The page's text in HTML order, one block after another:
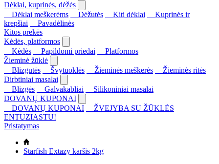
Dėklai, kuprinės, dėžės
Dėklai meškerėms
Dėžutės Kiti dėklai
Kuprinės ir
krepšiai
Pavadėlinės
Kitos prekės
Kėdės, platformos
Kėdės
Papildomi priedai
Platformos
Žieminė žūklė
Blizgutės
Švytuoklės Žieminės meškerės
Žieminės ritės
Dirbtiniai masalai
Blizgės
Galvakabliai
Silikoniniai masalai
DOVANŲ KUPONAI
DOVANŲ KUPONAI
ŽVEJYBA SU ŽŪKLĖS
ENTUZIASTU!
Pristatymas
Starfish Extazy karšis 2kg